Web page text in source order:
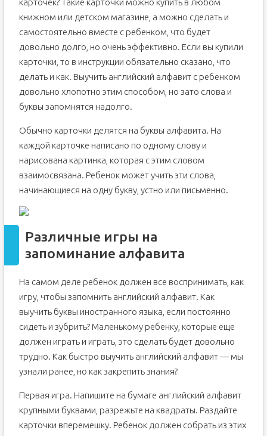
карточек? Такие карточки можно купить в любом
книжном или детском магазине, а можно сделать и
самостоятельно вместе с ребенком, что будет
довольно долго, но очень эффективно. Если вы купили
карточки, то в инструкции обязательно сказано, что
делать и как. Выучить английский алфавит с ребенком
довольно хлопотно этим способом, но зато слова и
буквы запомнятся надолго.
Обычно карточки делятся на буквы алфавита. На
каждой карточке написано по одному слову и
нарисована картинка, которая с этим словом
взаимосвязана. Ребенок может учить эти слова,
начинающиеся на одну букву, устно или письменно.
Различные игры на
запоминание алфавита
На самом деле ребенок должен все воспринимать, как
игру, чтобы запомнить английский алфавит. Как
выучить буквы иностранного языка, если постоянно
сидеть и зубрить? Маленькому ребенку, которые еще
должен играть и играть, это сделать будет довольно
трудно. Как быстро выучить английский алфавит — мы
узнали ранее, но как закрепить знания?
Первая игра. Напишите на бумаге английский алфавит
крупными буквами, разрежьте на квадраты. Раздайте
карточки вперемешку. Ребенок должен собрать из этих